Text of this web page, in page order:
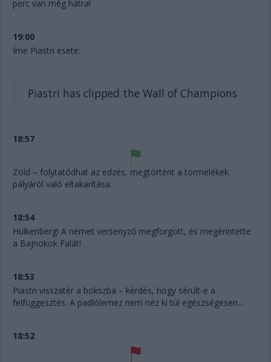
perc van még hátra!
19:00
Íme Piastri esete:
Piastri has clipped the Wall of Champions
18:57
Zöld – folytatódhat az edzés, megtörtént a törmelékek
pályáról való eltakarítása.
18:54
Hülkenberg! A német versenyző megforgott, és megérintette
a Bajnokok Falát!
18:53
Piastri visszatér a bokszba – kérdés, hogy sérült-e a
felfüggesztés. A padlólemez nem néz ki túl egészségesen...
18:52